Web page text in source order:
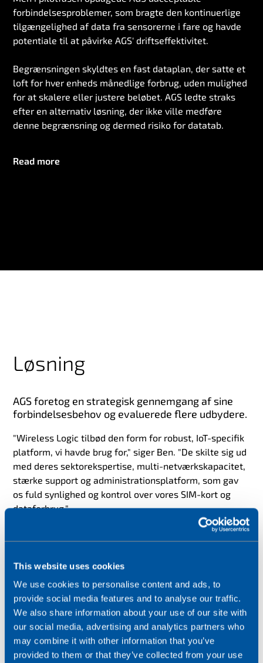
This website uses cookies
We use cookies to personalise content and ads, to
provide social media features and to analyse our traffic.
We also share information about your use of our site with
our social media, advertising and analytics partners who
may combine it with other information that you’ve
provided to them or that they’ve collected from your use
forbindelsesproblemer, som bragte den kontinuerlige
tilgængelighed af data fra sensorerne i fare og havde
potentiale til at påvirke AGS' driftseffektivitet.
Begrænsningen skyldtes en fast dataplan, der satte et
loft for hver enheds månedlige forbrug, uden mulighed
for at skalere eller justere beløbet. AGS ledte straks
efter en alternativ løsning, der ikke ville medføre
denne begrænsning og dermed risiko for datatab.
Read more
Løsning
AGS foretog en strategisk gennemgang af sine
forbindelsesbehov og evaluerede flere udbydere.
"Wireless Logic tilbød den form for robust, IoT-specifik
platform, vi havde brug for," siger Ben. "De skilte sig ud
med deres sektorekspertise, multi-netværkskapacitet,
stærke support og administrationsplatform, som gav
os fuld synlighed og kontrol over vores SIM-kort og
dataforbrug."
anbefalingen til at
SIM-kort med flere netværk leverer pålidelige
forbindelser med automatisk skift til et alternativt
netværk, hvis det primære netværk ikke er
tilgængeligt. SIMPro giver AGS indsigt i dataforbruget
og en enkel platform til at bestille ekstra SIM-kort.
Read more